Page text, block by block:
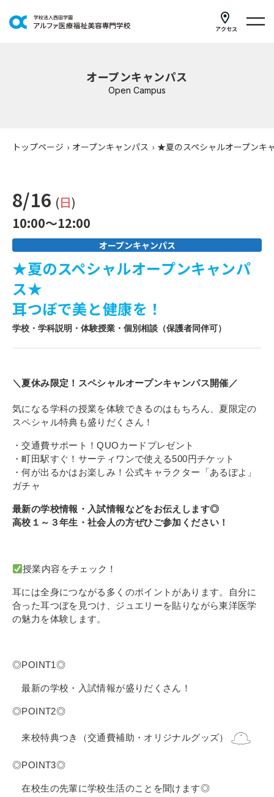
アクセス
イベントスケジュール
就職支援
研修・講座
寄付金のご案内
よくあるご質問
新着情報
ブログ
コラム
お問い合わせ
資料請求
インターネット出願
教職員採用情報
個人情報の取り扱いについて
TEL：042-729-1026 (平日8時30分〜17時30分)
オープンキャンパス
Open Campus
トップページ › オープンキャンパス › ★夏のスペシャルオープンキ
8/16 (日)
10:00～12:00
オープンキャンパス
★夏のスペシャルオープンキャンパ
ス★
耳つぼで美と健康を！
学校・学科説明・体験授業・個別相談（保護者同伴可）
＼夏休み限定！スペシャルオープンキャンパス開催／
気になる学科の授業を体験できるのはもちろん、夏限定の
スペシャル特典も盛りだくさん！
・交通費サポート！QUOカードプレゼント
・町田駅すぐ！サーティワンで使える500円チケット
・何が出るかはお楽しみ！公式キャラクター「あるぽよ」
ガチャ
最新の学校情報・入試情報などをお伝えします◎
高校１～３年生・社会人の方ぜひご参加ください！
授業内容をチェック！
耳には全身につながる多くのポイントがあります。自分に
合った耳つぼを見つけ、ジュエリーを貼りながら東洋医学
の魅力を体験します。
◎POINT1◎
最新の学校・入試情報が盛りだくさん！
◎POINT2◎
来校特典つき（交通費補助・オリジナルグッズ）
◎POINT3◎
在校生の先輩に学校生活のことを聞けます◎